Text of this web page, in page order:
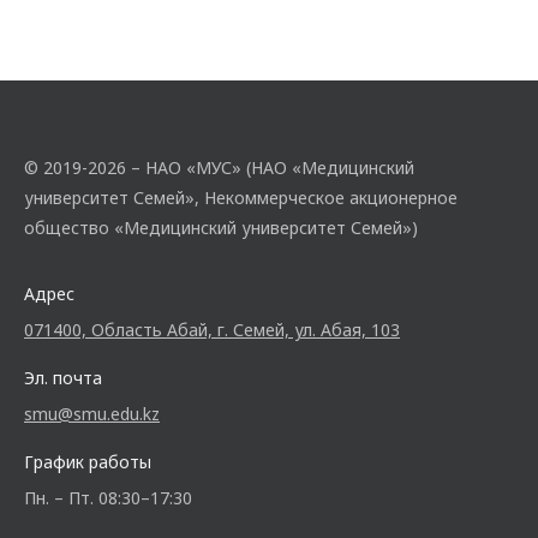
© 2019-2026 – НАО «МУС» (НАО «Медицинский
университет Семей», Некоммерческое акционерное
общество «Медицинский университет Семей»)
Адрес
071400, Область Абай, г. Семей, ул. Абая, 103
Эл. почта
smu@smu.edu.kz
График работы
Пн. – Пт. 08:30–17:30